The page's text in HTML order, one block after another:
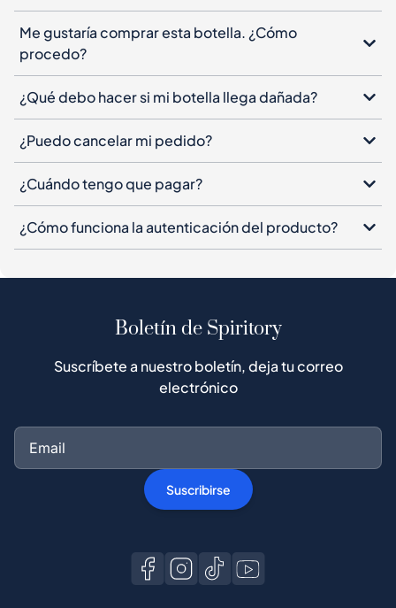
Me gustaría comprar esta botella. ¿Cómo
procedo?
¿Qué debo hacer si mi botella llega dañada?
¿Puedo cancelar mi pedido?
¿Cuándo tengo que pagar?
¿Cómo funciona la autenticación del producto?
Boletín de Spiritory
Suscríbete a nuestro boletín, deja tu correo
electrónico
Suscribirse